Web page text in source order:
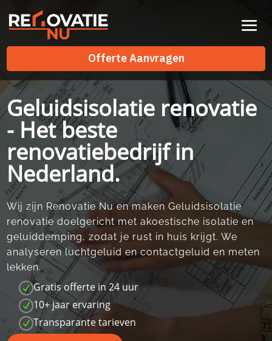
Offerte Aanvragen
Offerte Aanvragen
Geluidsisolatie renovatie
- Het beste
renovatiebedrijf in
Nederland.
Wij zijn Renovatie Nu en maken Geluidsisolatie
renovatie doelgericht met akoestische isolatie en
geluiddemping, zodat je rust in huis krijgt.​ We
analyseren luchtgeluid en contactgeluid en meten
lekken.​
N Gratis offerte in 24 uur
N 10+ jaar ervaring
N Transparante tarieven